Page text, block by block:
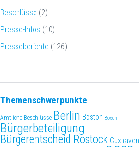
Beschlüsse (2)
Presse-Infos (10)
Presseberichte (126)
Themenschwerpunkte
Amtliche Beschlüsse Berlin Boston Boxen
Bürgerbeteiligung
Bürgerentscheid Rostock Cuxhaven